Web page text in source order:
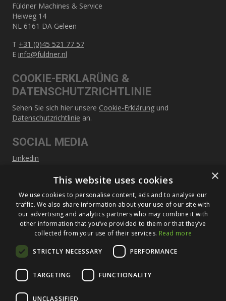
Füldner Machines & Service
Heiweg 14
NL 6161 DA Geleen
T +31 (0)45 521 77 57
E info@fuldner.nl
COOKIE-ERKLARÜNG &
DATENSCHUTZRICHTLINIE
Sehen Sie sich hier unsere Cookie-Erklärung und
Datenschutzrichtlinie an.
SOCIAL MEDIA
Linkedin
SITEMAP
Über Füldner
Maschinen
Service
Neuigkeiten und Veranstaltungen
Kontakt
×
This website uses cookies
We use cookies to personalise content, ads and to analyse our
traffic. We also share information about your use of our site with
our advertising and analytics partners who may combine it with
other information that you’ve provided to them or that they’ve
collected from your use of their services. Read more
STRICTLY NECESSARY PERFORMANCE
TARGETING FUNCTIONALITY
UNCLASSIFIED